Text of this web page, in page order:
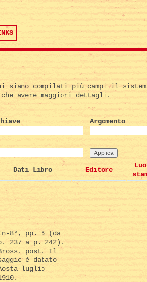
siano compilati più campi il
avere maggiori dettagli.
Argomento
Dati Libro Editore
8°, pp. 6 (da
237 a p. 242).
post. Il
è datato
luglio